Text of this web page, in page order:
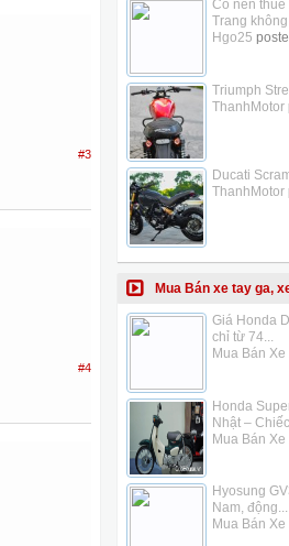
#3
#4
Có nên thuê
Trang không
Hgo25
Triumph
ThanhMotor
Ducati
ThanhMotor
Mua Bán xe tay ga,
Giá Honda
chỉ từ 74...
Mua Bán Xe
Honda
Nhật –
Mua Bán Xe
Hyosung
Nam, động...
Mua Bán Xe